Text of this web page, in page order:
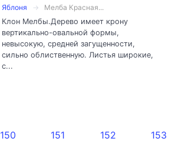
Яблоня
Мелба Красная...
Клон Мелбы.Дерево имеет крону
вертикально-овальной формы,
невысокую, средней загущенности,
сильно облиственную. Листья широкие,
с...
150 151 152 153